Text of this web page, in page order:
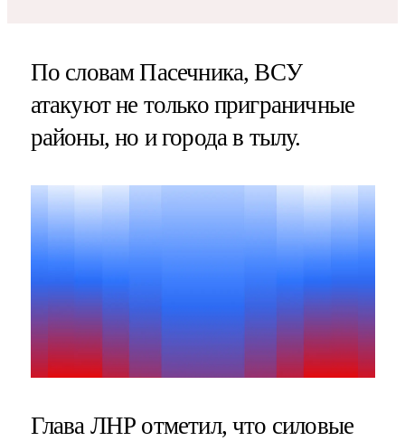
По словам Пасечника, ВСУ
атакуют не только приграничные
районы, но и города в тылу.
Глава ЛНР отметил, что силовые